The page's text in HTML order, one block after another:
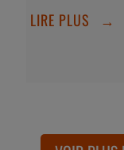
LIRE PLUS →